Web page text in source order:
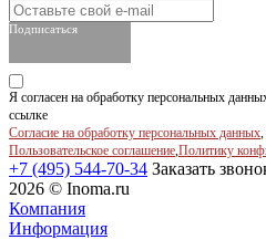
Подписаться
Я согласен на обработку персональных
ссылке
Согласие на обработку персональных данных
Пользовательское соглашение,Политику
+7 (495) 544-70-34 Заказать
2026 © Inoma.ru
Компания
Информация